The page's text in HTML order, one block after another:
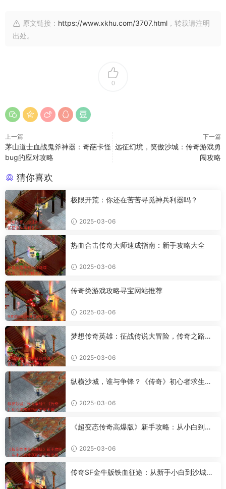
原文链接： https://www.xkhu.com/3707.html ，转载请注明
出处。
0
上一篇
茅山道士血战鬼斧神器：奇葩卡怪
bug的应对攻略
下一篇
远征幻境，笑傲沙城：传奇游戏勇
闯攻略
猜你喜欢
极限开荒：你还在苦苦寻觅神兵利器吗？
2025-03-06
热血合击传奇大师速成指南：新手攻略大全
2025-03-06
传奇类游戏攻略寻宝网站推荐
2025-03-06
梦想传奇英雄：征战传说大冒险，传奇之路何
2025-03-06
纵横沙城，谁与争锋？《传奇》初心者求生指
2025-03-06
《超变态传奇高爆版》新手攻略：从小白到骨
2025-03-06
传奇SF金牛版铁血征途：从新手小白到沙城霸